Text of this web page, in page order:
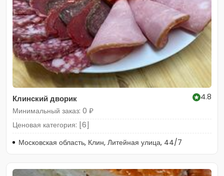
Клинский дворик
4.8
Минимальный заказ: 0 ₽
Ценовая категория: [6]
Московская область, Клин, Литейная улица, 44/7